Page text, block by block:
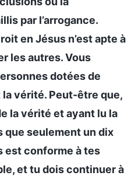
par l’arrogance.
en Jésus n’est apte à
les autres. Vous
dotées de
vérité. Peut-être que,
la vérité et ayant lu la
que seulement un dix
est conforme à tes
et tu dois continuer à